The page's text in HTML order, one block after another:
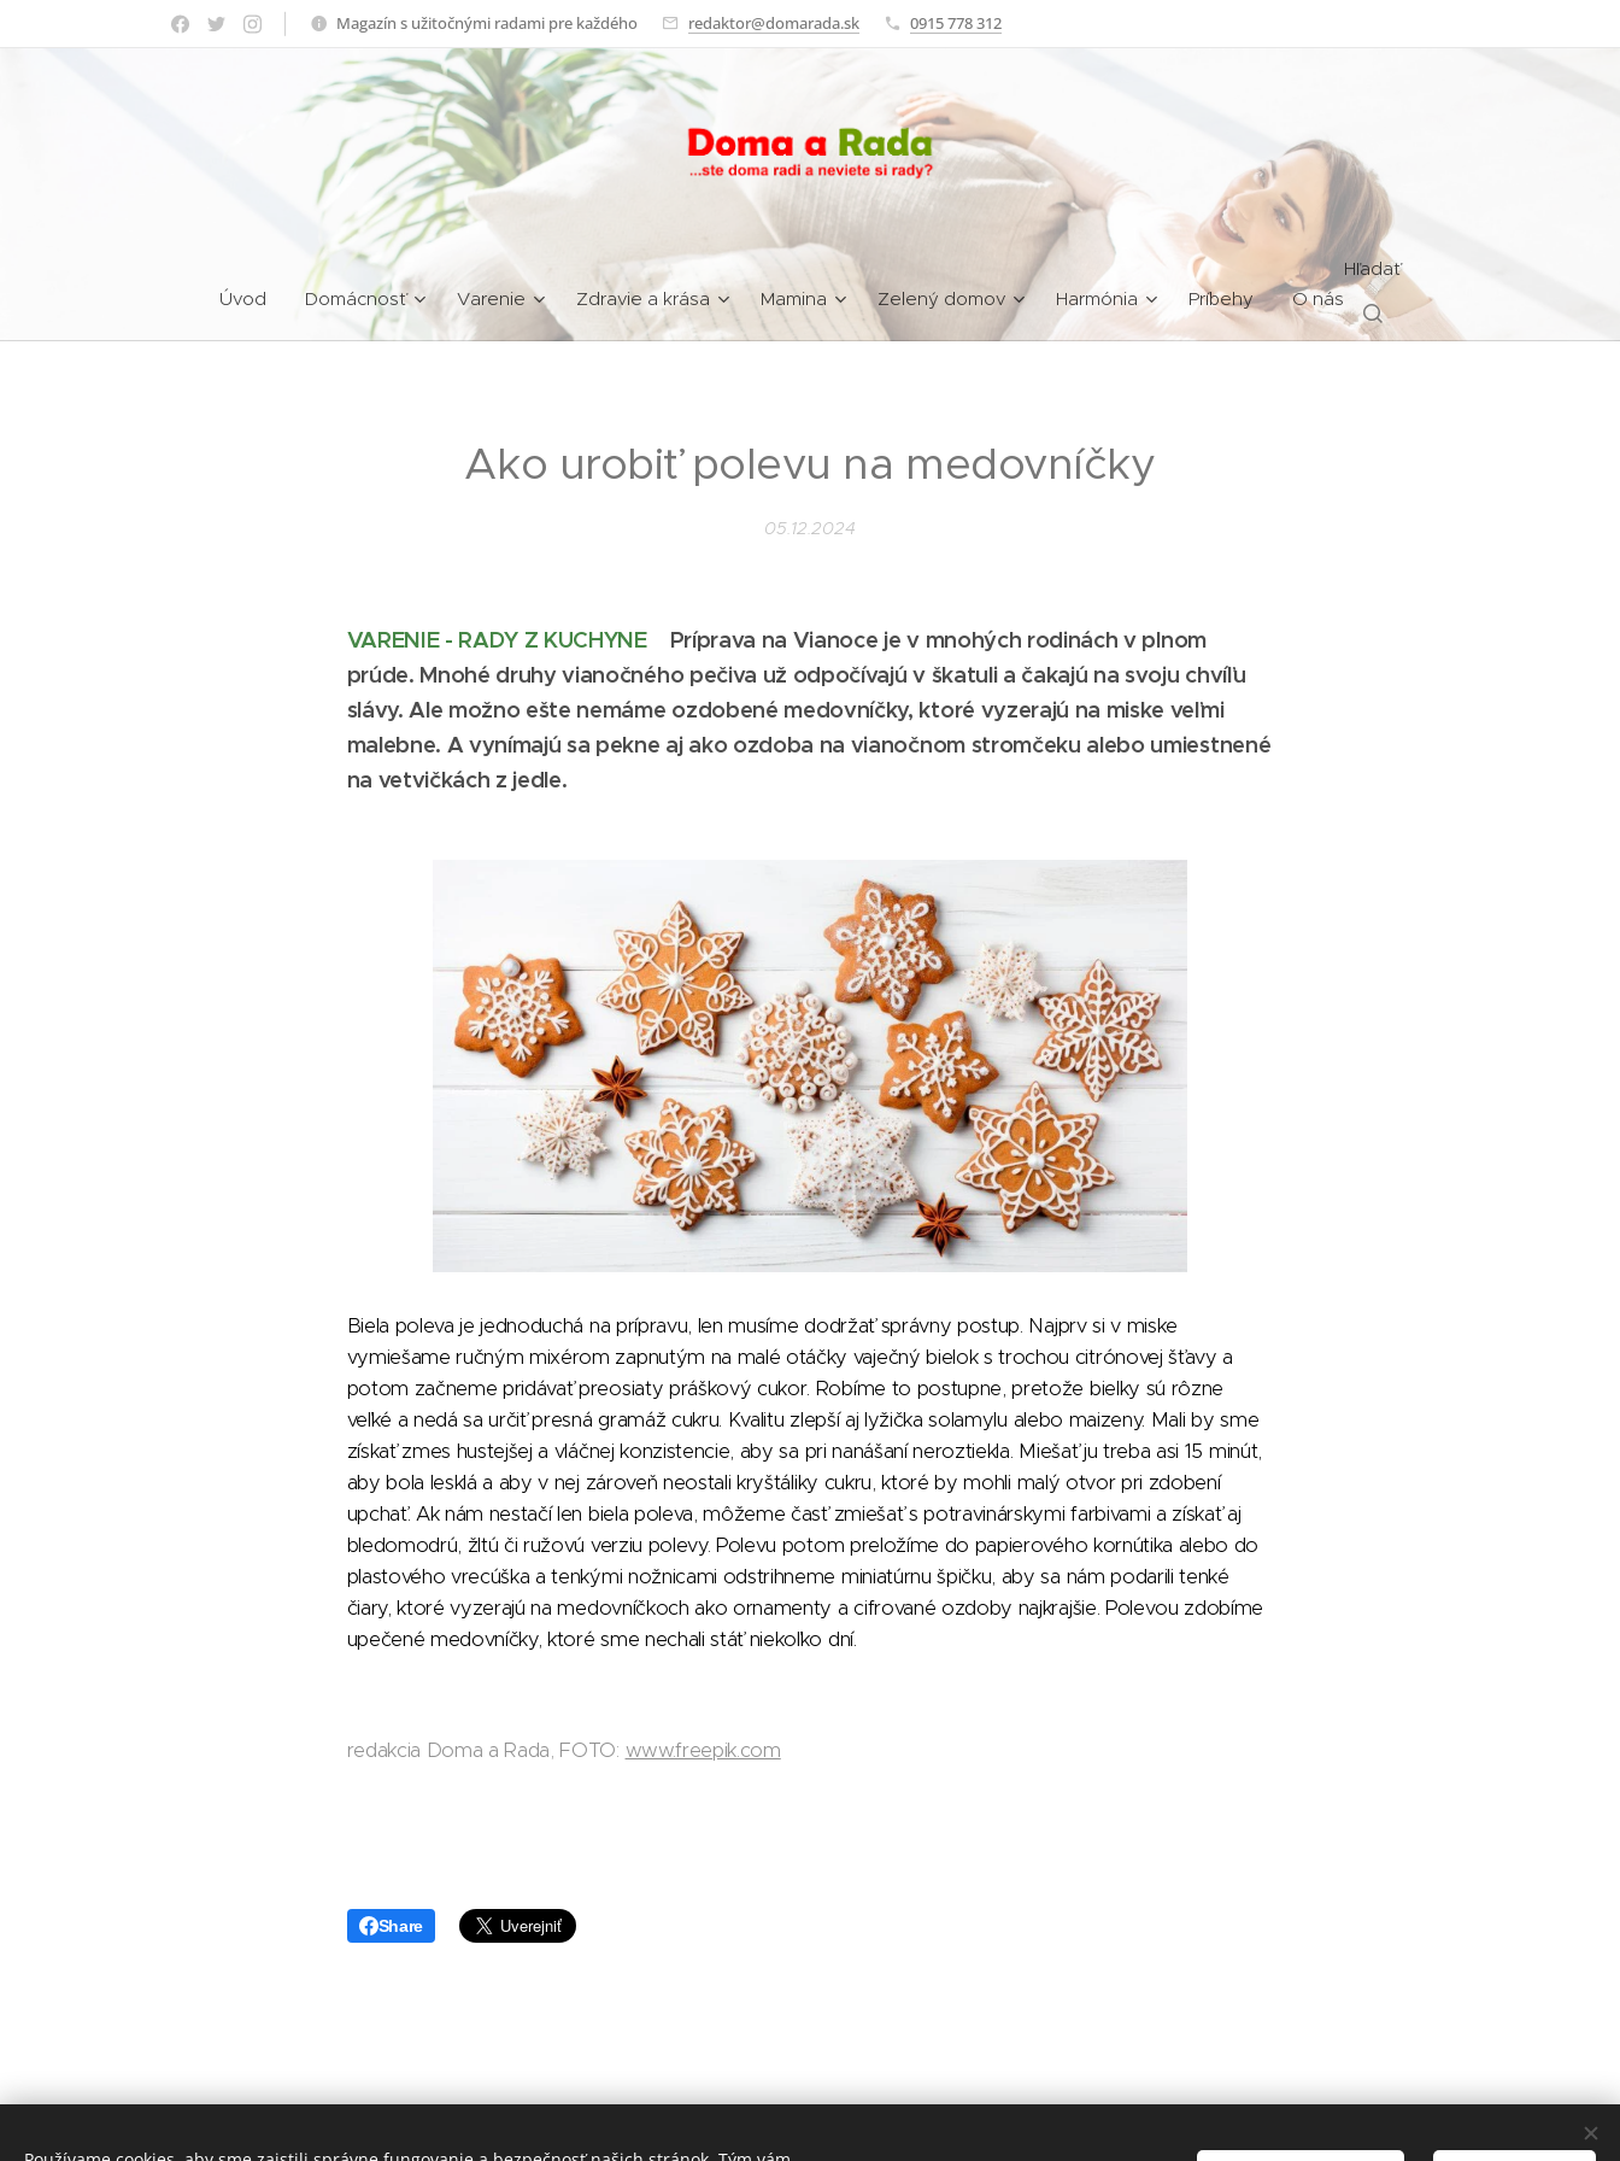
Magazín s užitočnými radami pre každého redaktor@domarada.sk 0915 778 312
Úvod Domácnosť Varenie Zdravie a krása Mamina Zelený domov Harmónia Príbehy O nás
Hľadať
Ako urobiť polevu na medovníčky
05.12.2024
VARENIE - RADY Z KUCHYNE
Príprava na Vianoce je v mnohých rodinách v plnom
prúde. Mnohé druhy vianočného pečiva už odpočívajú v škatuli a čakajú na svoju chvíľu
slávy. Ale možno ešte nemáme ozdobené medovníčky, ktoré vyzerajú na miske veľmi
malebne. A vynímajú sa pekne aj ako ozdoba na vianočnom stromčeku alebo umiestnené
na vetvičkách z jedle.
Biela poleva je jednoduchá na prípravu, len musíme dodržať správny postup. Najprv si v miske
vymiešame ručným mixérom zapnutým na malé otáčky vaječný bielok s trochou citrónovej šťavy a
potom začneme pridávať preosiaty práškový cukor. Robíme to postupne, pretože bielky sú rôzne
veľké a nedá sa určiť presná gramáž cukru. Kvalitu zlepší aj lyžička solamylu alebo maizeny. Mali by sme
získať zmes hustejšej a vláčnej konzistencie, aby sa pri nanášaní neroztiekla. Miešať ju treba asi 15 minút,
aby bola lesklá a aby v nej zároveň neostali kryštáliky cukru, ktoré by mohli malý otvor pri zdobení
upchať. Ak nám nestačí len biela poleva, môžeme časť zmiešať s potravinárskymi farbivami a získať aj
bledomodrú, žltú či ružovú verziu polevy. Polevu potom preložíme do papierového kornútika alebo do
plastového vrecúška a tenkými nožnicami odstrihneme miniatúrnu špičku, aby sa nám podarili tenké
čiary, ktoré vyzerajú na medovníčkoch ako ornamenty a cifrované ozdoby najkrajšie. Polevou zdobíme
upečené medovníčky, ktoré sme nechali stáť niekoľko dní.
redakcia Doma a Rada, FOTO: www.freepik.com
Share